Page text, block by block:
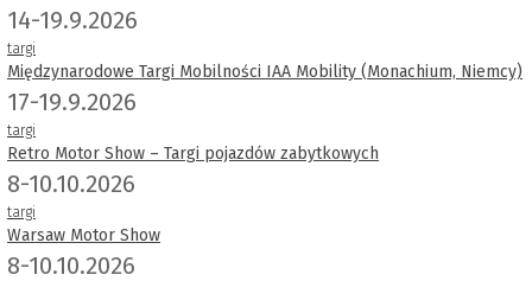
14-19.9.2026
targi
Międzynarodowe Targi Mobilności IAA Mobility (Monachium, Niemcy)
17-19.9.2026
targi
Retro Motor Show – Targi pojazdów zabytkowych
8-10.10.2026
targi
Warsaw Motor Show
8-10.10.2026